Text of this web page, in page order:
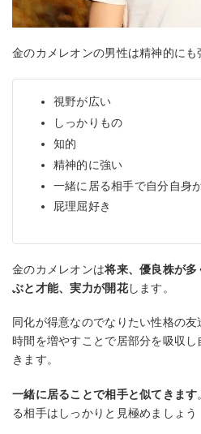
金のカメレオンの男性は精神的にも
視野が広い
しっかりもの
知的
精神的に強い
一緒に居る相手で自分自身
屁理屈好き
金のカメレオンは将来、優良株が
ぶと才能、実力が開花します。
同化が得意なのでなりたい性格の
時間を増やすことで居部分を吸収
きます。
一緒に居ることで相手と似てきます
る相手はしっかりと見極めましょう